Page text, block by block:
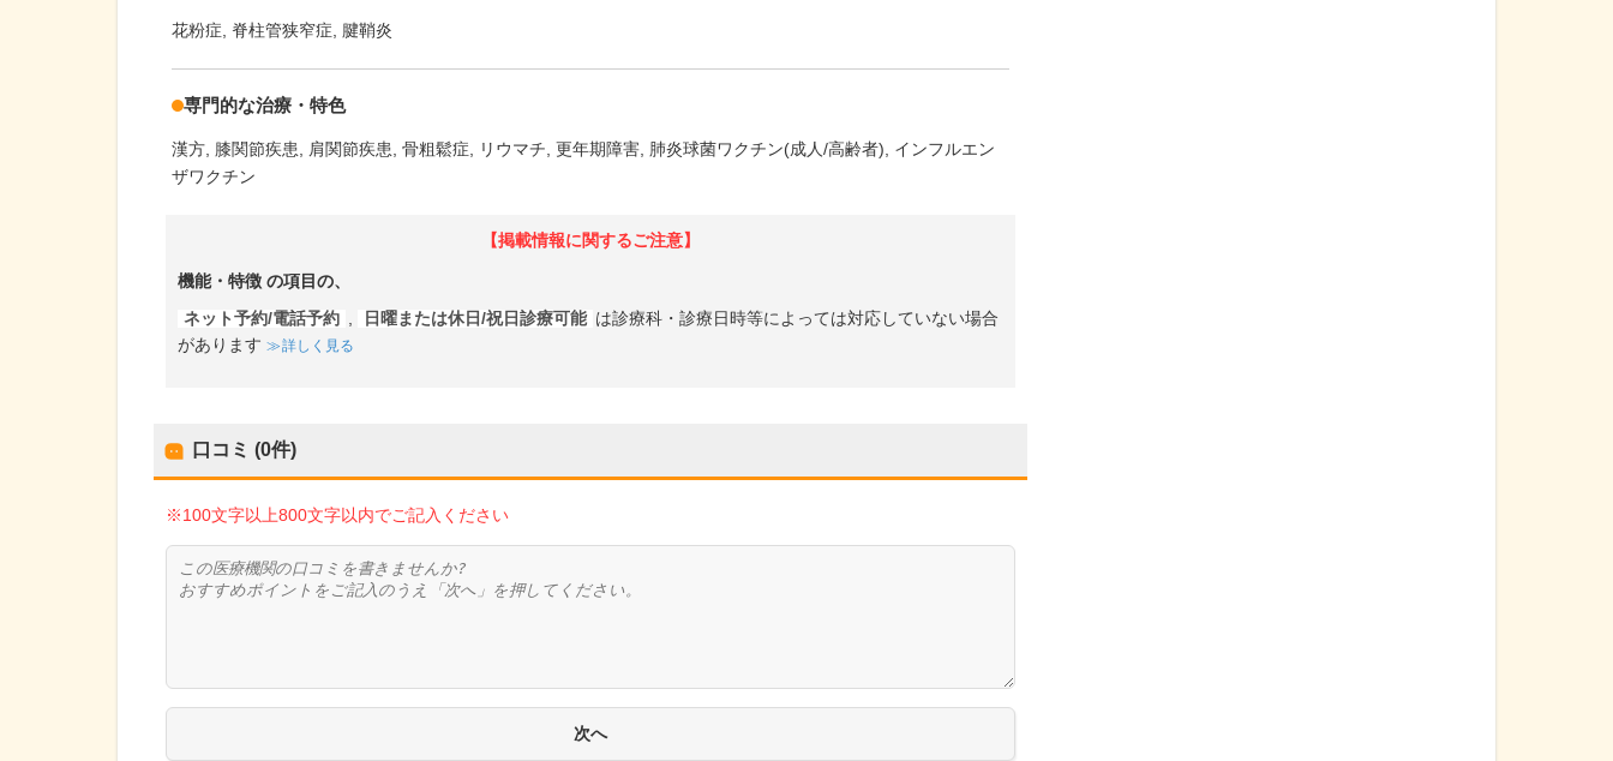
花粉症 脊柱管狭窄症 腱鞘炎
専門的な治療・特色
漢方 膝関節疾患 肩関節疾患 骨粗鬆症 リウマチ 更年期障害 肺炎球菌ワクチン(成人/高齢者)
インフルエン
ザワクチン
【掲載情報に関するご注意】
機能・特徴 の項目の、
ネット予約/電話予約 , 日曜または休日/祝日診療可能 は診療科・診療日時等によっては対応していない場合
があります
詳しく見る
口コミ (0件)
※100文字以上800文字以内でご記入ください